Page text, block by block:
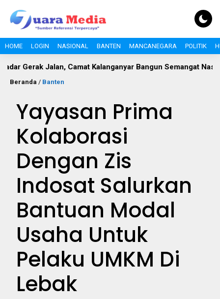
HOME LOGIN NASIONAL BANTEN MANCANEGARA POLITIK
Jalan, Camat Kalanganyar Bangun Semangat Nasionalisme
Beranda / Banten
Yayasan Prima
Kolaborasi
Dengan Zis
Indosat Salurkan
Bantuan Modal
Usaha Untuk
Pelaku UMKM Di
Lebak